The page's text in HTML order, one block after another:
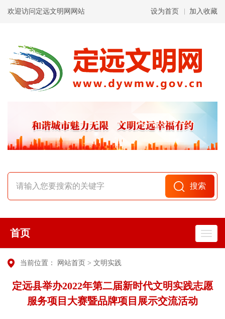
欢迎访问定远文明网网站 设为首页 加入收藏
首页
当前位置： 网站首页 > 文明实践
定远县举办2022年第二届新时代文明实践志愿
服务项目大赛暨品牌项目展示交流活动